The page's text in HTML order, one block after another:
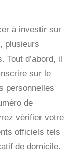
à investir sur
plusieurs
Tout d’abord, il
sur le
personnelles
de
vérifier votre
officiels tels
de domicile.